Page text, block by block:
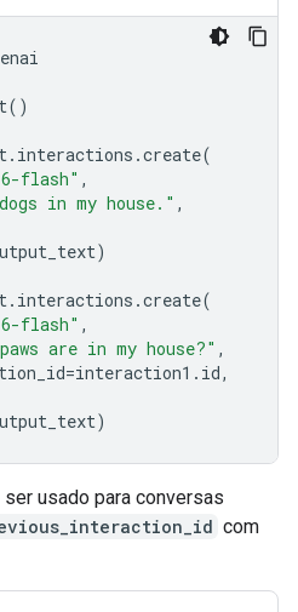
()
. interactions .create(
flash" ,
in my house." ,
)
. interactions .create(
flash" ,
paws are in my house?" ,
=interaction1 . id,
)
usado para conversas
com